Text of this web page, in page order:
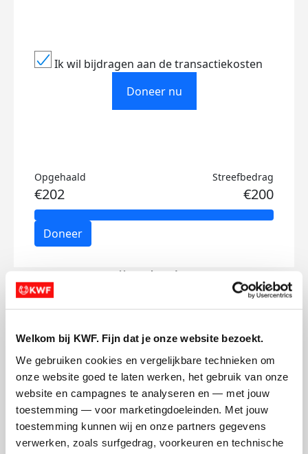
Welkom bij KWF. Fijn dat je onze website bezoekt.
We gebruiken cookies en vergelijkbare technieken om
onze website goed te laten werken, het gebruik van onze
website en campagnes te analyseren en — met jouw
toestemming — voor marketingdoeleinden. Met jouw
toestemming kunnen wij en onze partners gegevens
verwerken, zoals surfgedrag, voorkeuren en technische
Ik wil bijdragen aan de transactiekosten
Doneer nu
Opgehaald
€202
Streefbedrag
€200
Doneer
Stije's badges